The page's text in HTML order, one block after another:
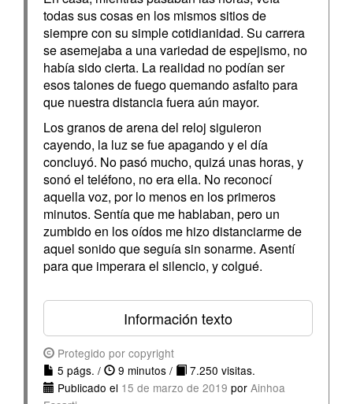
todas sus cosas en los mismos sitios de
siempre con su simple cotidianidad. Su carrera
se asemejaba a una variedad de espejismo, no
había sido cierta. La realidad no podían ser
esos talones de fuego quemando asfalto para
que nuestra distancia fuera aún mayor.
Los granos de arena del reloj siguieron
cayendo, la luz se fue apagando y el día
concluyó. No pasó mucho, quizá unas horas, y
sonó el teléfono, no era ella. No reconocí
aquella voz, por lo menos en los primeros
minutos. Sentía que me hablaban, pero un
zumbido en los oídos me hizo distanciarme de
aquel sonido que seguía sin sonarme. Asentí
para que imperara el silencio, y colgué.
Información texto
Protegido por copyright
5 págs. /
9 minutos /
7.250 visitas.
Publicado el 15 de marzo de 2019 por Ainhoa